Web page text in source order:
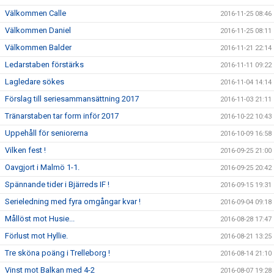
Välkommen Calle 2016-11-25 08:46
Välkommen Daniel 2016-11-25 08:11
Välkommen Balder 2016-11-21 22:14
Ledarstaben förstärks 2016-11-11 09:22
Lagledare sökes 2016-11-04 14:14
Förslag till seriesammansättning 2017 2016-11-03 21:11
Tränarstaben tar form inför 2017 2016-10-22 10:43
Uppehåll för seniorerna 2016-10-09 16:58
Vilken fest ! 2016-09-25 21:00
Oavgjort i Malmö 1-1. 2016-09-25 20:42
Spännande tider i Bjärreds IF ! 2016-09-15 19:31
Serieledning med fyra omgångar kvar ! 2016-09-04 09:18
Mållöst mot Husie... 2016-08-28 17:47
Förlust mot Hyllie. 2016-08-21 13:25
Tre sköna poäng i Trelleborg ! 2016-08-14 21:10
Vinst mot Balkan med 4-2 2016-08-07 19:28